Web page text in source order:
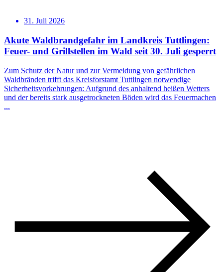
31. Juli 2026
Akute Waldbrandgefahr im Landkreis Tuttlingen:
Feuer- und Grillstellen im Wald seit 30. Juli gesperrt
Zum Schutz der Natur und zur Vermeidung von gefährlichen
Waldbränden trifft das Kreisforstamt Tuttlingen notwendige
Sicherheitsvorkehrungen: Aufgrund des anhaltend heißen Wetters
und der bereits stark ausgetrockneten Böden wird das Feuermachen
...